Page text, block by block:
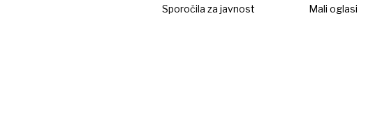
Sporočila za javnost
Mali oglasi